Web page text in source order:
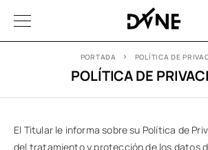
POLÍTICA DE
PORTADA POLÍTICA DE
El Titular le informa sobre su Política de
del tratamiento y protección de los datos